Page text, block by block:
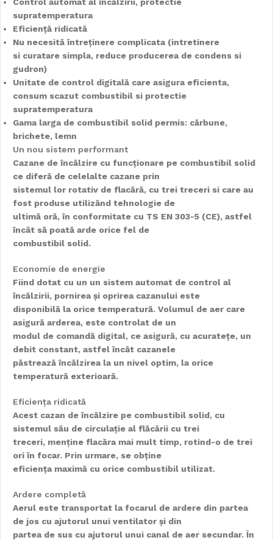
supratemperatura
Eficiență ridicată
Nu necesită întreținere complicata (intretinere
si curatare simpla, reduce producerea de condens si
gudron)
Unitate de control digitală care asigura eficienta,
consum scazut combustibil si protectie
supratemperatura
Gama larga de combustibil solid permis: cărbune,
brichete, lemn
Un nou sistem performant
Cazane de încălzire cu funcționare pe combustibil solid
ce diferă de celelalte cazane prin
sistemul lor rotativ de flacără, cu trei treceri si care au
fost produse utilizând tehnologie de
ultimă oră, în conformitate cu TS EN 303-5 (CE), astfel
încât să poată arde orice fel de
combustibil solid.
Economie de energie
Fiind dotat cu un un sistem automat de control al
încălzirii, pornirea și oprirea cazanului este
disponibilă la orice temperatură. Volumul de aer care
asigură arderea, este controlat de un
modul de comandă digital, ce asigură, cu acuratețe, un
debit constant, astfel încât cazanele
păstrează încălzirea la un nivel optim, la orice
temperatură exterioară.
Eficiența ridicată
Acest cazan de încălzire pe combustibil solid, cu
sistemul său de circulație al flăcării cu trei
treceri, menține flacăra mai mult timp, rotind-o de trei
ori în focar. Prin urmare, se obține
eficiența maximă cu orice combustibil utilizat.
Ardere completă
Aerul este transportat la focarul de ardere din partea
de jos cu ajutorul unui ventilator și din
partea de sus cu ajutorul unui canal de aer secundar. În